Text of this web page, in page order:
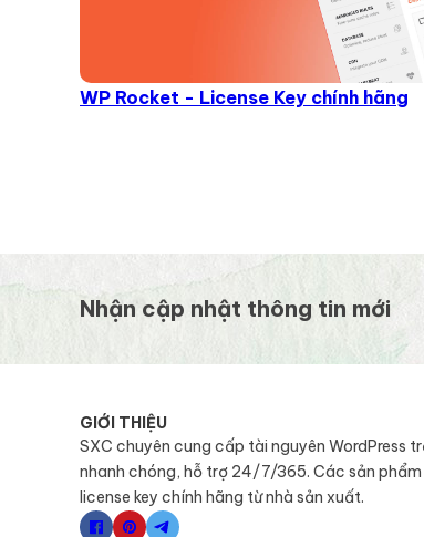
WP Rocket - License Key chính hãng
Nhận cập nhật thông tin mới
GIỚI THIỆU
SXC chuyên cung cấp tài nguyên WordPress
nhanh chóng, hỗ trợ 24/7/365. Các sản
license key chính hãng từ nhà sản xuất.